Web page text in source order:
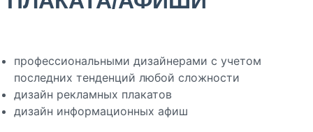
профессиональными дизайнерами с учетом
последних тенденций любой сложности
дизайн рекламных плакатов
дизайн информационных афиш
Нажимая на кнопку, я даю согласие на получение
заявку